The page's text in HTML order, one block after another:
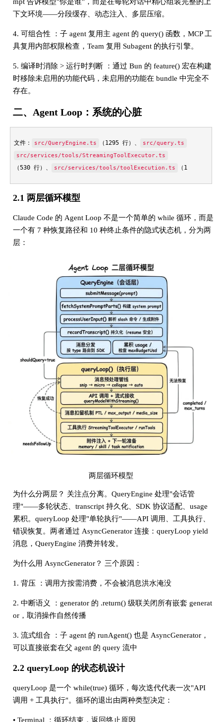
下文环境——分段缓存、动态注入、多层压缩。
4. 可组合性 ：子 agent 复用主 agent 的 query() 函数，MCP 工
具复用内部权限检查，Team 复用 Subagent 的执行引擎。
5. 编译时消除 > 运行时判断 ：通过 Bun 的 feature() 宏在构建
时移除未启用的功能代码，未启用的功能在 bundle 中完全不
存在。
二、Agent Loop：系统的心脏
文件： src/QueryEngine.ts （1295 行）、 src/query.ts
src/services/tools/StreamingToolExecutor.ts
（530 行）、 src/services/tools/toolExecution.ts （1745 行)
2.1 两层循环模型
Claude Code 的 Agent Loop 不是一个简单的 while 循环，而是
一个有 7 种恢复路径和 10 种终止条件的隐式状态机，分为两
层：
两层循环模型
为什么分两层？ 关注点分离。QueryEngine 处理"会话管
理"——多轮状态、transcript 持久化、SDK 协议适配、usage
累积。queryLoop 处理"单轮执行"——API 调用、工具执行、
错误恢复。两者通过 AsyncGenerator 连接：queryLoop yield
消息，QueryEngine 消费并转发。
为什么用 AsyncGenerator？ 三个原因：
1. 背压 ：调用方按需消费，不会被消息洪水淹没
2. 中断语义 ：generator 的 .return() 级联关闭所有嵌套 generat
or，取消操作自然传播
3. 流式组合 ：子 agent 的 runAgent() 也是 AsyncGenerator，
可以直接嵌套在父 agent 的 query 流中
2.2 queryLoop 的状态机设计
queryLoop 是一个 while(true) 循环，每次迭代代表一次"API
调用 + 工具执行"。循环的退出由两种类型决定：
• Terminal ：循环结束，返回终止原因